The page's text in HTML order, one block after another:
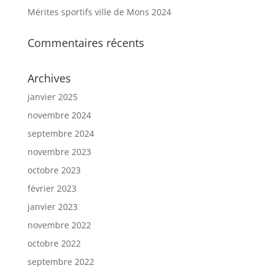
Mérites sportifs ville de Mons 2024
Commentaires récents
Archives
janvier 2025
novembre 2024
septembre 2024
novembre 2023
octobre 2023
février 2023
janvier 2023
novembre 2022
octobre 2022
septembre 2022